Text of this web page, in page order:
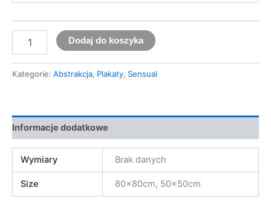
Dodaj do koszyka
Kategorie: Abstrakcja, Plakaty, Sensual
Informacje dodatkowe
Wymiary Brak danych
Size 80x80cm, 50x50cm